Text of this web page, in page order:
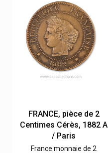
FRANCE, pièce de 2
Centimes Cérès, 1882 A
/ Paris
France monnaie de 2